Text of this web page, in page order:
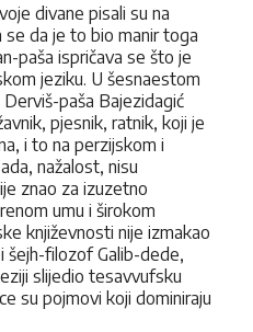
divane pisali su na
se da je to bio manir toga
paša ispričava se što je
jeziku. U šesnaestom
paša Bajezidagić
pjesnik, ratnik, koji je
i to na perzijskom i
nažalost, nisu
znao za izuzetno
umu i širokom
književnosti nije izmakao
šejh-filozof Galib-dede,
slijedio tesavvufsku
su pojmovi koji dominiraju